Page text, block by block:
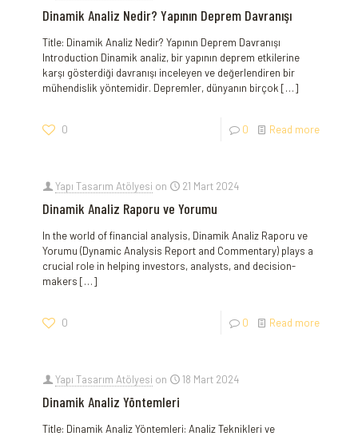
Dinamik Analiz Nedir? Yapının Deprem Davranışı
Title: Dinamik Analiz Nedir? Yapının Deprem Davranışı
Introduction Dinamik analiz, bir yapının deprem etkilerine
karşı gösterdiği davranışı inceleyen ve değerlendiren bir
mühendislik yöntemidir. Depremler, dünyanın birçok […]
0 0 Read more
Yapı Tasarım Atölyesi on 21 Mart 2024
Dinamik Analiz Raporu ve Yorumu
In the world of‌ financial analysis, Dinamik ‌Analiz Raporu ve
Yorumu (Dynamic Analysis Report and Commentary) plays‍ a
crucial role in helping investors, analysts, and decision-
makers […]
0 0 Read more
Yapı Tasarım Atölyesi on 18 Mart 2024
Dinamik Analiz Yöntemleri
Title: Dinamik Analiz Yöntemleri: Analiz Teknikleri ve